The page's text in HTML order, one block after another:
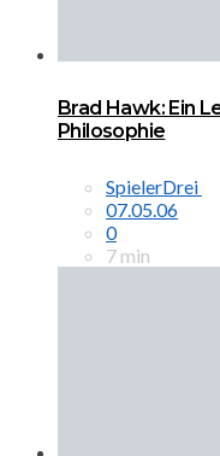
Brad Hawk: Ein
Philosophie
SpielerDrei
07.05.06
0
7 min